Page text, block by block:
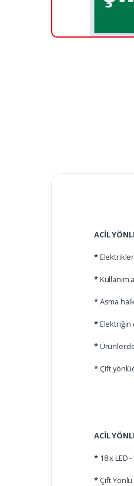
ACİL
*Elektrikler
*Kullanım
*Asma
*Elektriğin
*
*Çift
ACİL
*18 x LED -
*Çift Yönlü